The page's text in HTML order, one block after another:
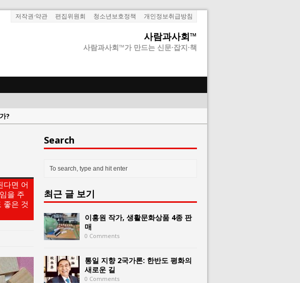
저작권·약관 편집위원회 청소년보호정책 개인정보취급방침
사람과사회™
사람과사회™가 만드는 신문·잡지·책
?
실현”
다면 어
을 주
좋은 것
Search
최근 글 보기
이홍원 작가, 생활문화상품 4종 판
매
0 Comments
통일 지향 2국가론: 한반도 평화의
새로운 길
0 Comments